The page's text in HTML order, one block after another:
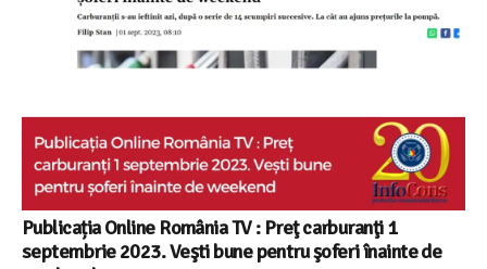
Publicația Online România TV : Preţ carburanţi 1
septembrie 2023. Veşti bune pentru şoferi înainte de